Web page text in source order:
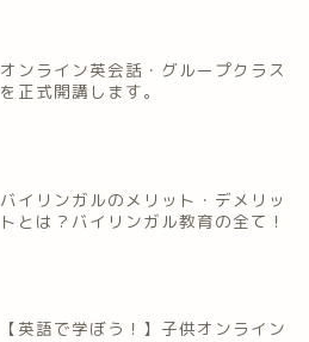
オンライン英会話・グループクラス
を正式開講します。
バイリンガルのメリット・デメリッ
トとは？バイリンガル教育の全て！
【英語で学ぼう！】子供オンライン